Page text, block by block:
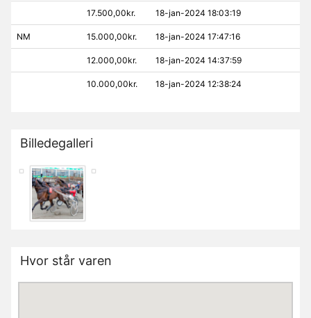
17.500,00kr. 18-jan-2024 18:03:19
NM 15.000,00kr. 18-jan-2024 17:47:16
12.000,00kr. 18-jan-2024 14:37:59
10.000,00kr. 18-jan-2024 12:38:24
Billedegalleri
Hvor står varen